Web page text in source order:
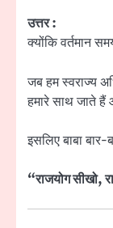
उत्तर :
क्योंकि वर्तमान
जब हम स्वराज्य
हमारे साथ जाते
इसलिए बाबा
“राजयोग सीखो,